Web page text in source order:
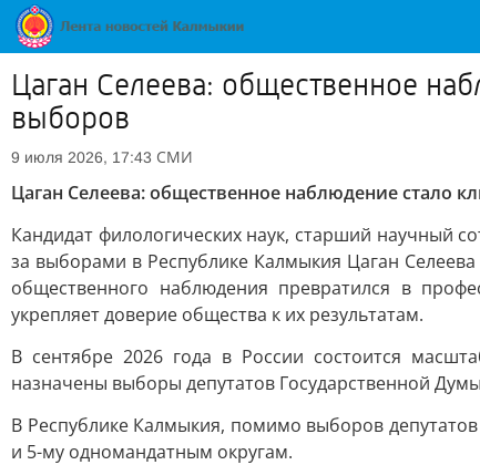
Цаган Селеева: общественное
выборов
9 июля 2026, 17:43 СМИ
Цаган Селеева: общественное наблюдение стало
Кандидат филологических наук, старший научный
за выборами в Республике Калмыкия Цаган
общественного наблюдения превратился в
укрепляет доверие общества к их результатам.
В сентябре 2026 года в России состоится
назначены выборы депутатов Государственной
В Республике Калмыкия, помимо выборов
и 5-му одномандатным округам.